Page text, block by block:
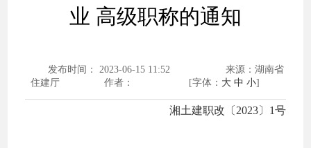
业 高级职称的通知
发布时间： 2023-06-15 11:52
来源：湖南省
住建厅
作者： [字体： 大 中 小]
湘土建职改〔 2023〕 1号